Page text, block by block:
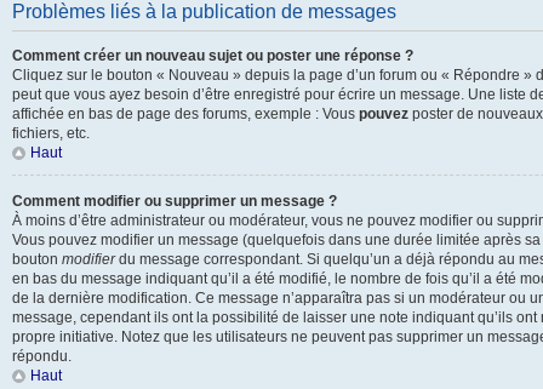
Problèmes liés à la publication de messages
Comment créer un nouveau sujet ou poster une réponse ?
Cliquez sur le bouton « Nouveau » depuis la page d’un forum ou « Répondre »
peut que vous ayez besoin d’être enregistré pour écrire un message. Une liste
affichée en bas de page des forums, exemple : Vous pouvez poster de
fichiers, etc.
Haut
Comment modifier ou supprimer un message ?
À moins d’être administrateur ou modérateur, vous ne pouvez modifier ou
Vous pouvez modifier un message (quelquefois dans une durée limitée après
bouton modifierdu message correspondant. Si quelqu’un a déjà répondu au
en bas du message indiquant qu’il a été modifié, le nombre de fois qu’il a été
de la dernière modification. Ce message n’apparaîtra pas si un modérateur ou
message, cependant ils ont la possibilité de laisser une note indiquant qu’ils
propre initiative. Notez que les utilisateurs ne peuvent pas supprimer un
répondu.
Haut